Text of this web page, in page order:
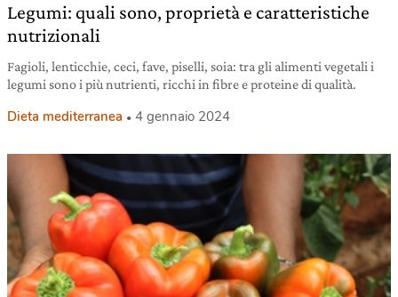
Legumi: quali sono, proprietà e caratteristiche
nutrizionali
Fagioli, lenticchie, ceci, fave, piselli, soia: tra gli alimenti vegetali i
legumi sono i più nutrienti, ricchi in fibre e proteine di qualità.
Dieta mediterranea 4 gennaio 2024